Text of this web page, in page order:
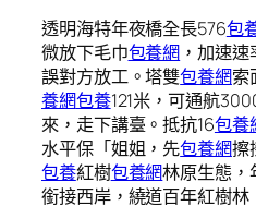
透明海特年夜橋全長576包
微放下毛巾包養網 ，加速速
誤對方放工。塔雙包養網索
養網包養121米，可通航
來，走下講臺。抵抗16包養
水平保「姐姐，先包養網擦
包養紅樹包養網林原生態，
銜接西岸，繞道百年紅樹林